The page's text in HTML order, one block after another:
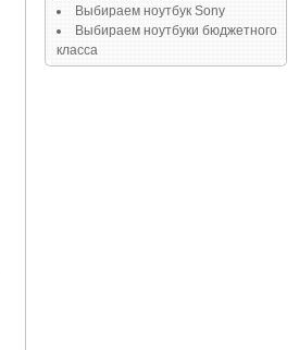
Выбираем ноутбук Sony
Выбираем ноутбуки бюджетного
класса